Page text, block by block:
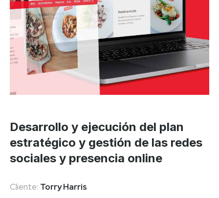
Desarrollo y ejecución del plan
estratégico y gestión de las redes
sociales y presencia online
Cliente: Torry Harris